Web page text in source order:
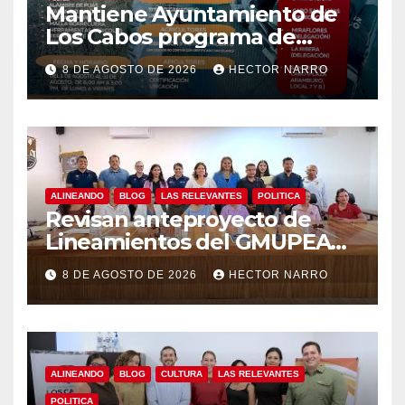
Mantiene Ayuntamiento de
Los Cabos programa de
apoyos para agricultores,
ganaderos y apicultores
8 DE AGOSTO DE 2026 HECTOR NARRO
ALINEANDO BLOG LAS RELEVANTES POLITICA
Revisan anteproyecto de
Lineamientos del GMUPEA
en Los Cabos
8 DE AGOSTO DE 2026 HECTOR NARRO
ALINEANDO BLOG CULTURA LAS RELEVANTES
POLITICA